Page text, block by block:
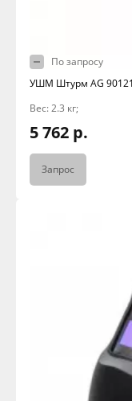
По запросу
УШМ Штурм АG
Вес: 2.3 кг;
5 762 р.
Запрос